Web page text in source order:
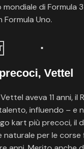
mondiale di Formula
Formula Uno.
Vettel
aveva 11 anni, il
influendo – e
kart più precoci, il
per le corse